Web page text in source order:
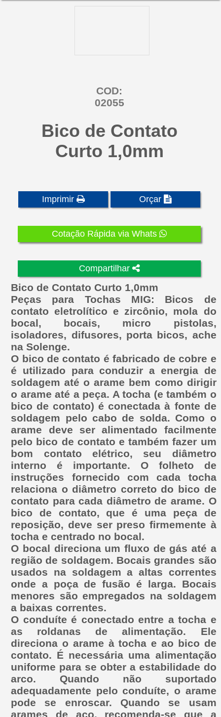
COD:
02055
Bico de Contato
Curto 1,0mm
Imprimir Orçar
Cotação Rápida via Whats
Compartilhar
Bico de Contato Curto 1,0mm
Peças para Tochas MIG: Bicos de
contato eletrolítico e zircônio, mola do
bocal, bocais, micro pistolas,
isoladores, difusores, porta bicos, ache
na Solenge.
O bico de contato é fabricado de cobre e
é utilizado para conduzir a energia de
soldagem até o arame bem como dirigir
o arame até a peça. A tocha (e também o
bico de contato) é conectada à fonte de
soldagem pelo cabo de solda. Como o
arame deve ser alimentado facilmente
pelo bico de contato e também fazer um
bom contato elétrico, seu diâmetro
interno é importante. O folheto de
instruções fornecido com cada tocha
relaciona o diâmetro correto do bico de
contato para cada diâmetro de arame. O
bico de contato, que é uma peça de
reposição, deve ser preso firmemente à
tocha e centrado no bocal.
O bocal direciona um fluxo de gás até a
região de soldagem. Bocais grandes são
usados na soldagem a altas correntes
onde a poça de fusão é larga. Bocais
menores são empregados na soldagem
a baixas correntes.
O conduíte é conectado entre a tocha e
as roldanas de alimentação. Ele
direciona o arame à tocha e ao bico de
contato. É necessária uma alimentação
uniforme para se obter a estabilidade do
arco. Quando não suportado
adequadamente pelo conduíte, o arame
pode se enroscar. Quando se usam
arames de aço, recomenda-se que a